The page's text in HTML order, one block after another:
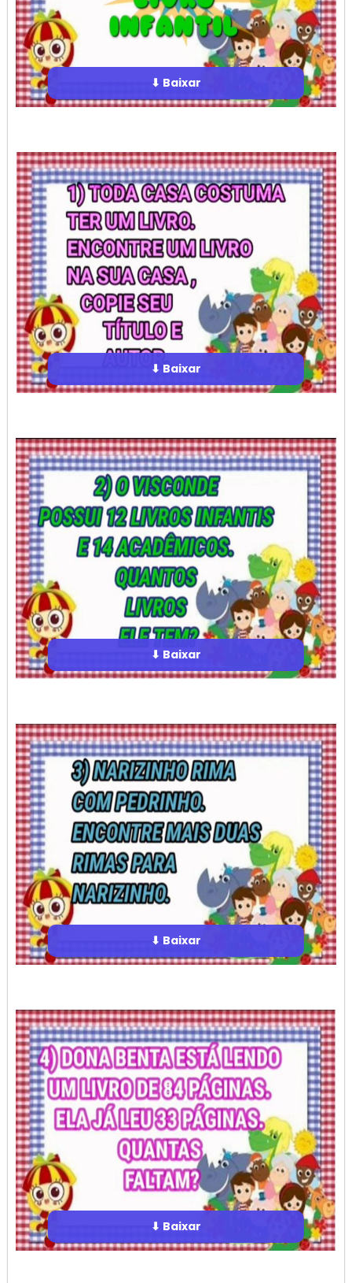
⬇ Baixar
⬇ Baixar
⬇ Baixar
⬇ Baixar
⬇ Baixar